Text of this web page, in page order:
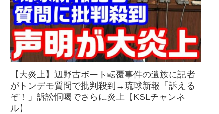
【大炎上】辺野古ボート転覆事件の遺族に記者
がトンデモ質問で批判殺到→琉球新報「訴える
ぞ！」訴訟恫喝でさらに炎上【KSLチャンネ
ル】